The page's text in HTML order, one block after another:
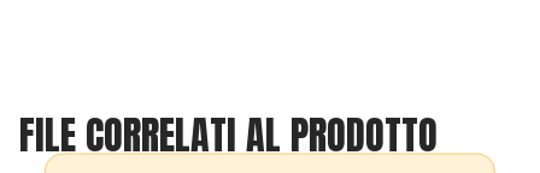
FILE CORRELATI AL PRODOTTO